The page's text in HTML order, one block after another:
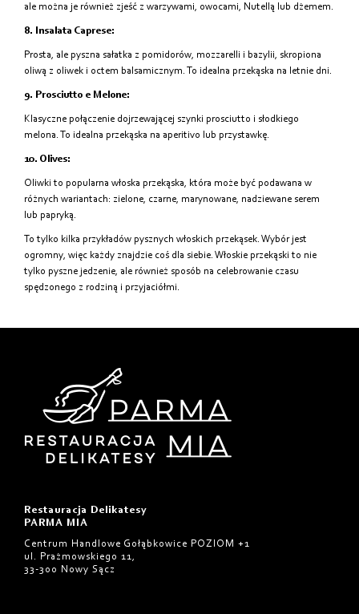
ale można je również zjeść z warzywami, owocami, Nutellą lub dżemem.
8. Insalata Caprese:
Prosta, ale pyszna sałatka z pomidorów, mozzarelli i bazylii, skropiona
oliwą z oliwek i octem balsamicznym. To idealna przekąska na letnie dni.
9. Prosciutto e Melone:
Klasyczne połączenie dojrzewającej szynki prosciutto i słodkiego
melona. To idealna przekąska na aperitivo lub przystawkę.
10. Olives:
Oliwki to popularna włoska przekąska, która może być podawana w
różnych wariantach: zielone, czarne, marynowane, nadziewane serem
lub papryką.
To tylko kilka przykładów pysznych włoskich przekąsek. Wybór jest
ogromny, więc każdy znajdzie coś dla siebie. Włoskie przekąski to nie
tylko pyszne jedzenie, ale również sposób na celebrowanie czasu
spędzonego z rodziną i przyjaciółmi.
Restauracja Delikatesy
PARMA MIA
Centrum Handlowe Gołąbkowice POZIOM +1
ul. Prażmowskiego 11,
33-300 Nowy Sącz